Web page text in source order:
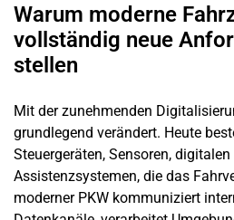
Warum moderne
vollständig neue
stellen
Mit der zunehmenden
grundlegend verändert. Heute
Steuergeräten, Sensoren,
Assistenzsystemen, die das
moderner PKW kommuniziert